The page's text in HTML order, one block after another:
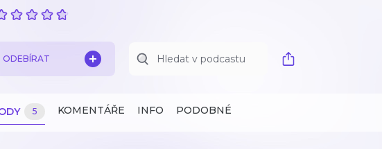
ODEBÍRAT
5 KOMENTÁŘE INFO PODOBNÉ